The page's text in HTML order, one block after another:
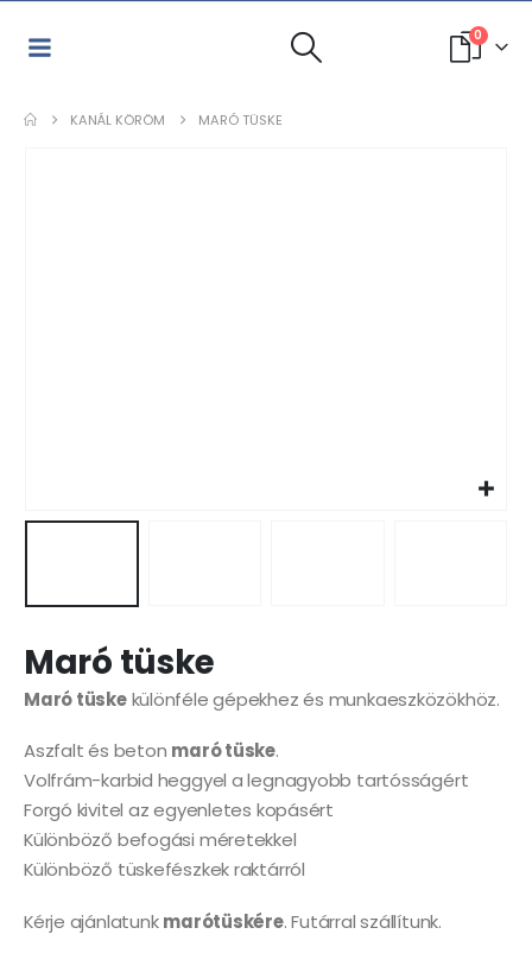
0
KANÁL KÖRÖM MARÓ TÜSKE
Maró tüske
Maró tüskekülönféle gépekhez és munkaeszközökhöz.
Aszfalt és beton maró tüske.
Volfrám-karbid heggyel a legnagyobb tartósságért
Forgó kivitel az egyenletes kopásért
Különböző befogási méretekkel
Különböző tüskefészkek raktárról
Kérje ajánlatunkmarótüskére. Futárral szállítunk.